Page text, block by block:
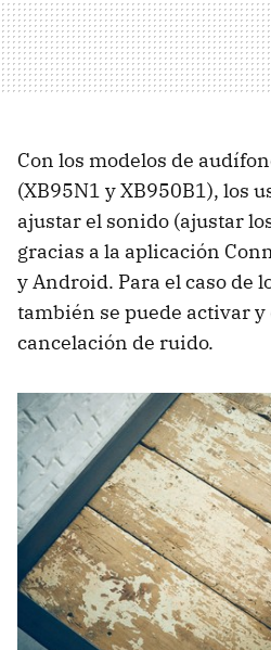
Con los modelos de
(XB95N1 y XB950B1), los
ajustar el sonido (ajustar
gracias a la aplicación
y Android. Para el caso de
también se puede activar y
cancelación de ruido.